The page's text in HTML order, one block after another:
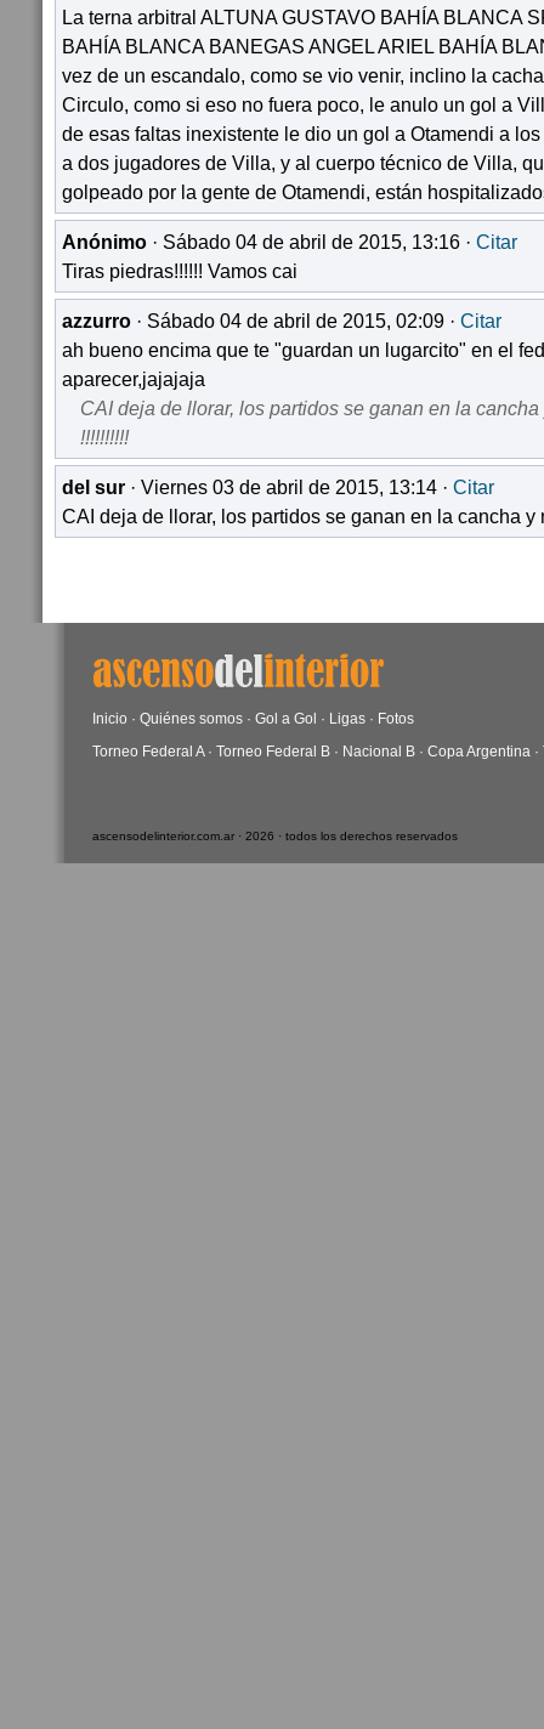
La terna arbitral ALTUNA GUSTAVO BAHÍA BLANCA
BAHÍA BLANCA BANEGAS ANGEL ARIEL BAHÍA
vez de un escandalo, como se vio venir, inclino la
Circulo, como si eso no fuera poco, le anulo un gol a
de esas faltas inexistente le dio un gol a Otamendi a
a dos jugadores de Villa, y al cuerpo técnico de Villa,
golpeado por la gente de Otamendi, están
Anónimo · Sábado 04 de abril de 2015, 13:16 · Citar
Tiras piedras!!!!!! Vamos cai
azzurro · Sábado 04 de abril de 2015, 02:09 · Citar
ah bueno encima que te "guardan un lugarcito" en el
aparecer,jajajaja
CAI deja de llorar, los partidos se ganan en la
!!!!!!!!!!
del sur · Viernes 03 de abril de 2015, 13:14 · Citar
CAI deja de llorar, los partidos se ganan en la cancha y
Inicio · Quiénes somos · Gol a Gol · Ligas · Fotos
Torneo Federal A· Torneo Federal B · Nacional B · Copa Argentina ·
ascensodelinterior.com.ar · 2026 · todos los derechos reservados